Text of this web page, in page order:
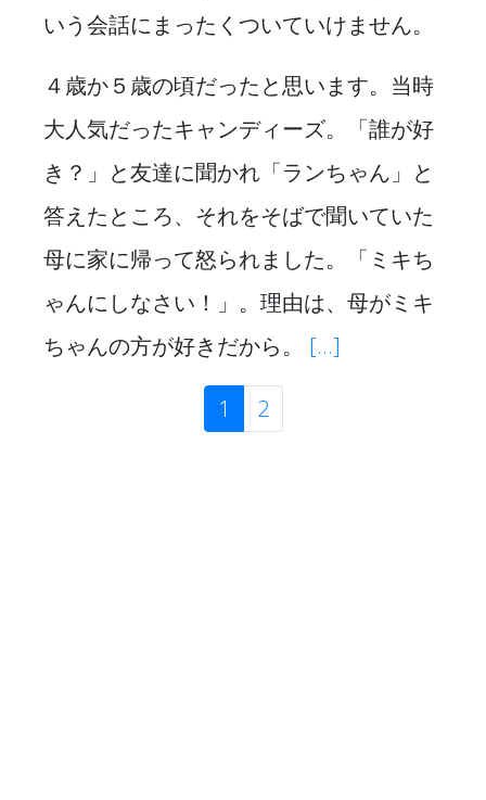
いう会話にまったくついていけません。
４歳か５歳の頃だったと思います。当時
大人気だったキャンディーズ。「誰が好
き？」と友達に聞かれ「ランちゃん」と
答えたところ、それをそばで聞いていた
母に家に帰って怒られました。「ミキち
ゃんにしなさい！」。理由は、母がミキ
ちゃんの方が好きだから。 [...]
1 (現位置)
2